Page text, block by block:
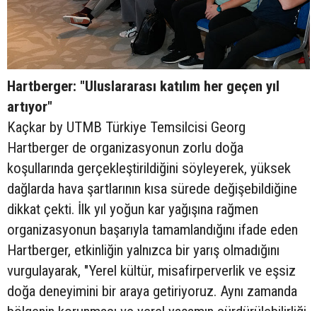
Hartberger: "Uluslararası katılım her geçen yıl
artıyor"
Kaçkar by UTMB Türkiye Temsilcisi Georg
Hartberger de organizasyonun zorlu doğa
koşullarında gerçekleştirildiğini söyleyerek, yüksek
dağlarda hava şartlarının kısa sürede değişebildiğine
dikkat çekti. İlk yıl yoğun kar yağışına rağmen
organizasyonun başarıyla tamamlandığını ifade eden
Hartberger, etkinliğin yalnızca bir yarış olmadığını
vurgulayarak, "Yerel kültür, misafirperverlik ve eşsiz
doğa deneyimini bir araya getiriyoruz. Aynı zamanda